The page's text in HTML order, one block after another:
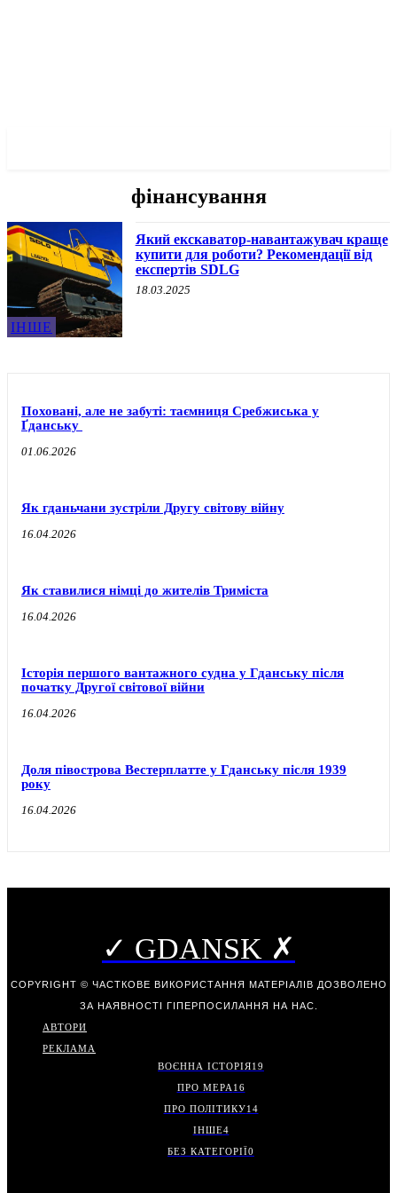
фінансування
ІНШЕ
Який екскаватор-навантажувач краще
купити для роботи? Рекомендації від
експертів SDLG
18.03.2025
Поховані, але не забуті: таємниця Сребжиська у
Ґданську
01.06.2026
Як гданьчани зустріли Другу світову війну
16.04.2026
Як ставилися німці до жителів Триміста
16.04.2026
Історія першого вантажного судна у Гданську після
початку Другої світової війни
16.04.2026
Доля півострова Вестерплатте у Гданську після 1939
року
16.04.2026
✓ GDANSK ✗
COPYRIGHT © ЧАСТКОВЕ ВИКОРИСТАННЯ МАТЕРІАЛІВ ДОЗВОЛЕНО
ЗА НАЯВНОСТІ ГІПЕРПОСИЛАННЯ НА НАС.
АВТОРИ
РЕКЛАМА
ВОЄННА ІСТОРІЯ19
ПРО МЕРА 16
ПРО ПОЛІТИКУ14
ІНШЕ4
БЕЗ КАТЕГОРІЇ0